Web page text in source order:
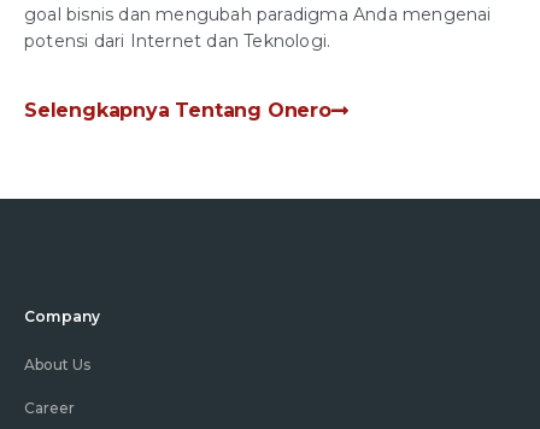
goal bisnis dan mengubah paradigma Anda mengenai
potensi dari Internet dan Teknologi.
Selengkapnya Tentang Onero
Company
About Us
Career